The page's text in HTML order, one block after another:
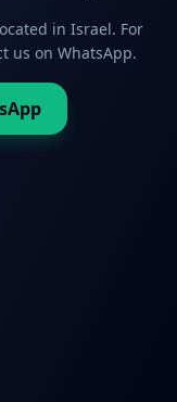
in Israel. For
us on WhatsApp.